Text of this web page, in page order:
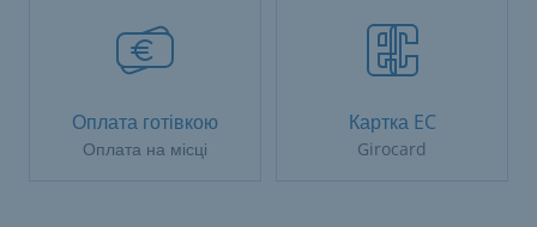
Оплата готівкою
Оплата на місці
Картка EC
Girocard